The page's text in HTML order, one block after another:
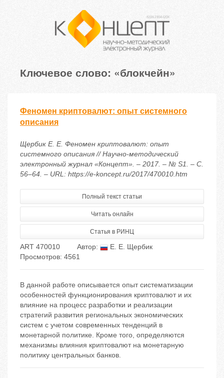
Ключевое слово: «блокчейн»
Феномен криптовалют: опыт системного
описания
Щербик Е. Е. Феномен криптовалют: опыт
системного описания // Научно-методический
электронный журнал «Концепт». – 2017. – № S1. – С.
56–64. – URL: https://e-koncept.ru/2017/470010.htm
Полный текст статьи
Читать онлайн
Статья в РИНЦ
ART 470010 Автор:
Е. Е. Щербик
Просмотров: 4561
В данной работе описывается опыт систематизации
особенностей функционирования криптовалют и их
влияние на процесс разработки и реализации
стратегий развития региональных экономических
систем с учетом современных тенденций в
монетарной политике. Кроме того, определяются
механизмы влияния криптовалют на монетарную
политику центральных банков.